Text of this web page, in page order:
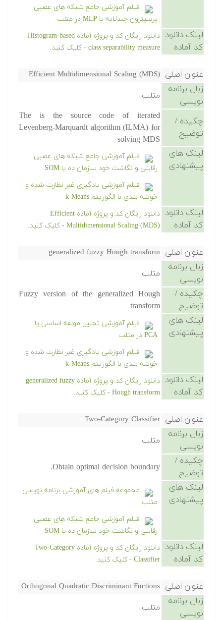
فیلم آموزشی جامع شبکه های عصبی
پرسپترون چندلایه یا MLP در متلب
لینک دانلود
کد آماده
دانلود رایگان کد و پروژه آماده Histogram-based
class separability measure - کلیک کنید.
عنوان اصلی Efficient Multidimensional Scaling (MDS)
زبان برنامه
نویسی
متلب
چکیده /
توضیح
The is the source code of iterated
Levenberg-Marquardt algorithm (ILMA) for
solving MDS
لینک های
پیشنهادی
فیلم آموزشی جامع شبکه های عصبی
رقابتی و نگاشت خود سازمان ده یا SOM
فیلم آموزشی یادگیری غیر نظارت شده و
خوشه بندی با الگوریتم k-Means
لینک دانلود
کد آماده
دانلود رایگان کد و پروژه آماده Efficient
Multidimensional Scaling (MDS) - کلیک کنید.
عنوان اصلی generalized fuzzy Hough transform
زبان برنامه
نویسی
متلب
چکیده /
توضیح
Fuzzy version of the generalized Hough
transform
لینک های
پیشنهادی
فیلم آموزشی تحلیل مولفه اساسی یا
PCA در متلب
فیلم آموزشی یادگیری غیر نظارت شده و
خوشه بندی با الگوریتم k-Means
لینک دانلود
کد آماده
دانلود رایگان کد و پروژه آماده generalized fuzzy
Hough transform - کلیک کنید.
عنوان اصلی Two-Category Classifier
زبان برنامه
نویسی
متلب
چکیده /
توضیح
Obtain optimal decision boundary.
لینک های
پیشنهادی
مجموعه فیلم های آموزشی برنامه نویسی
متلب
فیلم آموزشی جامع شبکه های عصبی
رقابتی و نگاشت خود سازمان ده یا SOM
لینک دانلود
کد آماده
دانلود رایگان کد و پروژه آماده Two-Category
Classifier - کلیک کنید.
عنوان اصلی Orthogonal Quadratic Discriminant Fuctions
زبان برنامه
نویسی
متلب